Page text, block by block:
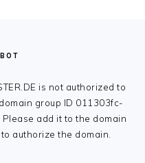
is not authorized to
group ID 011303fc-
add it to the domain
authorize the domain.